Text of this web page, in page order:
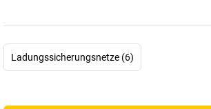
Varianten für schwere Lasten. Auch spezielle
Ladungssicherungsnetze (6)